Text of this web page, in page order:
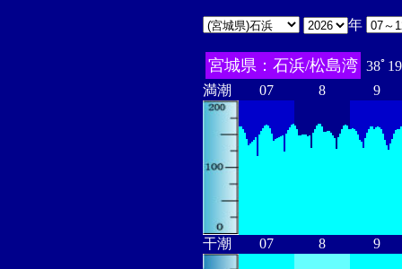
年
宮城県：石浜/松島湾 38ﾟ
満潮
07 8 9
干潮 07 8 9